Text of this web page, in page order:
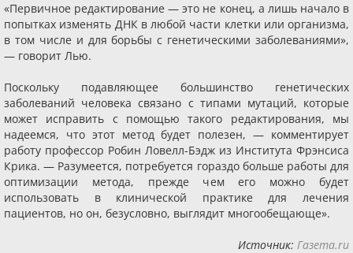
«Первичное редактирование — это не конец, а лишь начало в
попытках изменять ДНК в любой части клетки или организма,
в том числе и для борьбы с генетическими заболеваниями»,
— говорит Лью.
Поскольку подавляющее большинство генетических
заболеваний человека связано с типами мутаций, которые
может исправить с помощью такого редактирования, мы
надеемся, что этот метод будет полезен, — комментирует
работу профессор Робин Ловелл-Бэдж из Института Фрэнсиса
Крика. — Разумеется, потребуется гораздо больше работы для
оптимизации метода, прежде чем его можно будет
использовать в клинической практике для лечения
пациентов, но он, безусловно, выглядит многообещающе».
Источник: Газета.ru